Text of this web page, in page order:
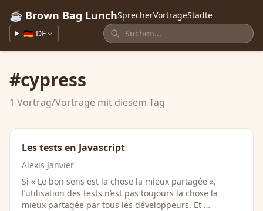
☕ Brown Bag LunchSprecherVorträgeStädte
🇩🇪 DE
#cypress
1 Vortrag/Vorträge mit diesem Tag
Les tests en Javascript
Alexis Janvier
Si « Le bon sens est la chose la mieux partagée »,
l’utilisation des tests n’est pas toujours la chose la
mieux partagée par tous les développeurs. Et …